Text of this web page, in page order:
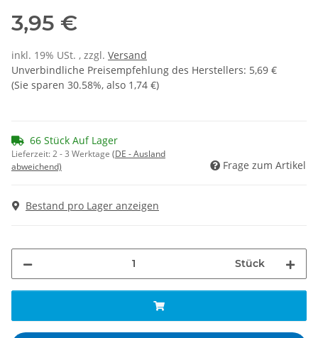
3,95 €
inkl. 19% USt. , zzgl. Versand
Unverbindliche Preisempfehlung des Herstellers: 5,69 €
(Sie sparen 30.58%, also 1,74 €)
66 Stück Auf Lager
Lieferzeit:2 - 3 Werktage (DE - Ausland
abweichend)
Frage zum Artikel
Bestand pro Lager anzeigen
Stück